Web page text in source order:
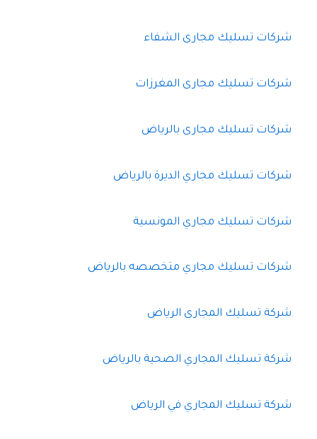
شركات تسليك مجارى الشفاء
شركات تسليك مجارى المغرزات
شركات تسليك مجارى بالرياض
شركات تسليك مجاري الديرة بالرياض
شركات تسليك مجاري المونسية
شركات تسليك مجاري متخصصه بالرياض
شركة تسليك المجارى الرياض
شركة تسليك المجاري الصحية بالرياض
شركة تسليك المجاري في الرياض